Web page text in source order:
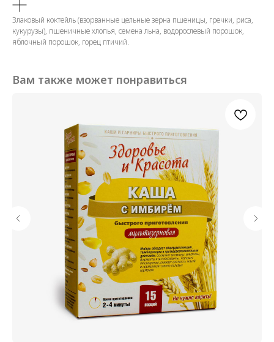
Злаковый коктейль (взорванные цельные зерна пшеницы, гречки, риса,
кукурузы), пшеничные хлопья, семена льна, водорослевый порошок,
яблочный порошок, горец птичий.
Вам также может понравиться